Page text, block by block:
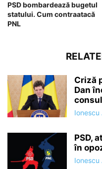
PSD bombardează bugetul
statului. Cum contraatacă
PNL
Criză
Dan
Ionescu
PSD,
în
Ionescu